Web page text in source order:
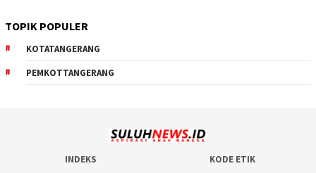
TOPIK POPULER
KOTATANGERANG
PEMKOTTANGERANG
INDEKS
KODE ETIK